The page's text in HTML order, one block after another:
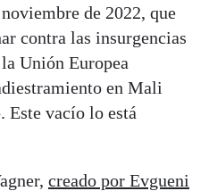
de 2022, que
contra las insurgencias
Unión Europea
en Mali
Este vacío lo está
creado por Evgueni